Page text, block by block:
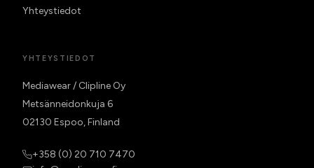
Yhteystiedot
YHTEYSTIEDOT
Mediawear / Clipline Oy
Metsänneidonkuja 6
02130 Espoo, Finland
+358 (0) 20 710 7470